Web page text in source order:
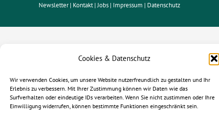
Cookies & Datenschutz
Wir verwenden Cookies, um unsere Website nutzerfreundlich zu gestalten und Ihr
Erlebnis zu verbessern. Mit Ihrer Zustimmung können wir Daten wie das
Surfverhalten oder eindeutige IDs verarbeiten. Wenn Sie nicht zustimmen oder Ihre
Einwilligung widerrufen, können bestimmte Funktionen eingeschränkt sein.
Newsletter | Kontakt| Jobs | Impressum | Datenschutz